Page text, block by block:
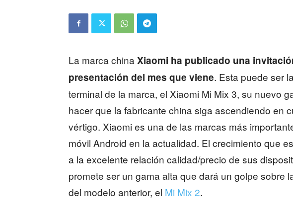
La marca china Xiaomi ha publicado una
presentación del mes que viene. Esta puede ser
terminal de la marca, el Xiaomi Mi Mix 3, su nuevo
hacer que la fabricante china siga ascendiendo en
vértigo. Xiaomi es una de las marcas más
móvil Android en la actualidad. El crecimiento que
a la excelente relación calidad/precio de sus
promete ser un gama alta que dará un golpe sobre
del modelo anterior, el Mi Mix 2.